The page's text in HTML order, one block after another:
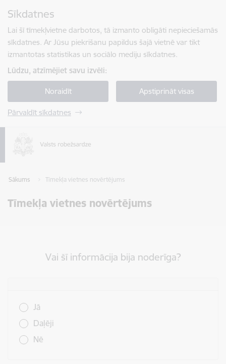
Sīkdatnes
Lai šī tīmekļvietne darbotos, tā izmanto obligāti nepieciešamās
sīkdatnes. Ar Jūsu piekrišanu papildus šajā vietnē var tikt
izmantotas statistikas un sociālo mediju sīkdatnes.
Lūdzu, atzīmējiet savu izvēli:
Noraidīt Apstiprināt visas
Pārvaldīt sīkdatnes
Sākums Tīmekļa vietnes novērtējums
Tīmekļa vietnes novērtējums
Vai šī informācija bija noderīga?
Jā
Daļēji
Nē